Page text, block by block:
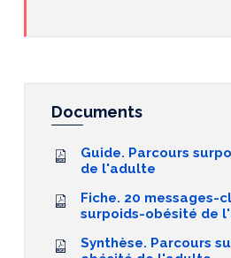
Documents
Guide. Parcours
de l'adulte
Fiche. 20 messages-
surpoids-obésité de
Synthèse. Parcours